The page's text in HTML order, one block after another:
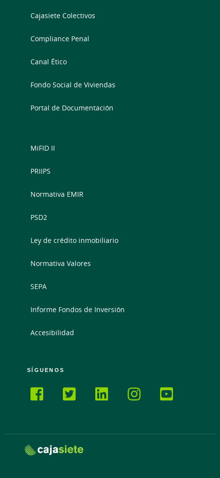
Cajasiete Colectivos
Compliance Penal
Canal Ético
Fondo Social de Viviendas
Portal de Documentación
MiFID II
PRIIPS
Normativa EMIR
PSD2
Ley de crédito inmobiliario
Normativa Valores
SEPA
Informe Fondos de Inversión
Accesibilidad
SÍGUENOS